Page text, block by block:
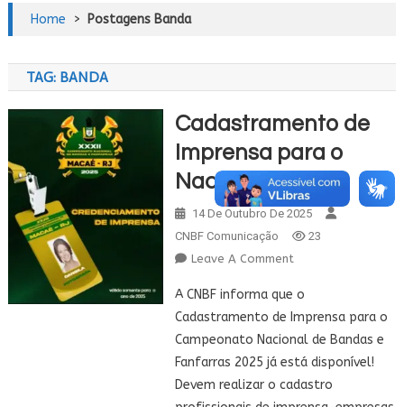
Home > Postagens Banda
TAG: BANDA
Cadastramento de
Imprensa para o
Nacional 2025
14 De Outubro De 2025
CNBF Comunicação
23
Leave A CommentOn
De
Imprensa
Para
O
Nacional
2025
A CNBF informa que o
Cadastramento de Imprensa para o
Campeonato Nacional de Bandas e
Fanfarras 2025 já está disponível!
Devem realizar o cadastro